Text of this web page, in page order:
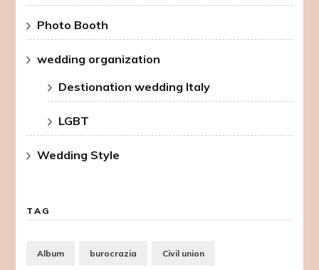
Photo Booth
wedding organization
Destionation wedding Italy
LGBT
Wedding Style
TAG
Album burocrazia Civil union